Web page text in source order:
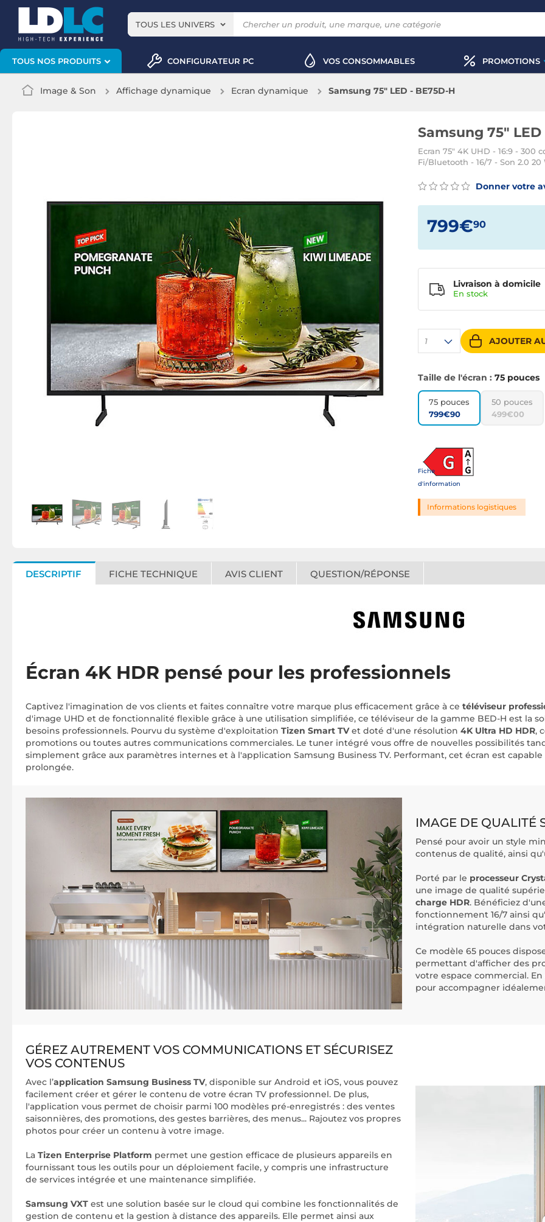
TOUS LES UNIVERS
TOUS NOS PRODUITS CONFIGURATEUR PC VOS CONSOMMABLES PROMOTIONS
Image & Son Affichage dynamique Ecran dynamique Samsung 75" LED - BE75D-H
Samsung 75" LED
Ecran 75" 4K UHD - 16:9 - 300
Fi/Bluetooth - 16/7 - Son 2.0 20
Donner votre
799€90
1 AJOUTER
Livraison à domicile
En stock
Taille de l'écran : 75 pouces
75 pouces
799€90
50 pouces
499€00
Fiche
d'information
Informations logistiques
DESCRIPTIF FICHE TECHNIQUE AVIS CLIENT QUESTION/RÉPONSE
Écran 4K HDR pensé pour les professionnels
Captivez l'imagination de vos clients et faites connaître votre marque plus efficacement grâce à ce téléviseur
d'image UHD et de fonctionnalité flexible grâce à une utilisation simplifiée, ce téléviseur de la gamme BED-H est la
besoins professionnels. Pourvu du système d'exploitation Tizen Smart TVet doté d'une résolution 4K Ultra HD HDR,
promotions ou toutes autres communications commerciales. Le tuner intégré vous offre de nouvelles possibilités
simplement grâce aux paramètres internes et à l'application Samsung Business TV. Performant, cet écran est
prolongée.
IMAGE DE QUALITÉ
Pensé pour avoir un style
contenus de qualité, ainsi
Porté par le processeur
une image de qualité
charge HDR. Bénéficiez
fonctionnement 16/7 ainsi
intégration naturelle dans
Ce modèle 65 pouces
permettant d'afficher des
votre espace commercial. En
pour accompagner
GÉREZ AUTREMENT VOS COMMUNICATIONS ET SÉCURISEZ
VOS CONTENUS
Avec l’application Samsung Business TV, disponible sur Android et iOS, vous pouvez
facilement créer et gérer le contenu de votre écran TV professionnel. De plus,
l'application vous permet de choisir parmi 100 modèles pré-enregistrés : des ventes
saisonnières, des promotions, des gestes barrières, des menus... Rajoutez vos propres
photos pour créer un contenu à votre image.
La Tizen Enterprise Platform permet une gestion efficace de plusieurs appareils en
fournissant tous les outils pour un déploiement facile, y compris une infrastructure
de services intégrée et une maintenance simplifiée.
Samsung VXT est une solution basée sur le cloud qui combine les fonctionnalités de
gestion de contenu et la gestion à distance des appareils. Elle permet ainsi aux